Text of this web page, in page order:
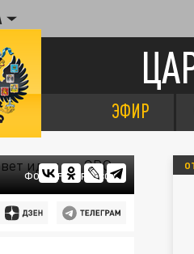
ЭФИР
ФОТО: FREEPIK.COM